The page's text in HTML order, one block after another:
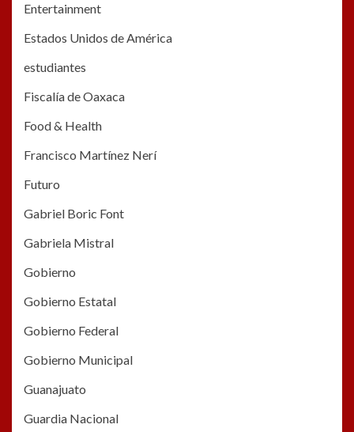
Entertainment
Estados Unidos de América
estudiantes
Fiscalía de Oaxaca
Food & Health
Francisco Martínez Nerí
Futuro
Gabriel Boric Font
Gabriela Mistral
Gobierno
Gobierno Estatal
Gobierno Federal
Gobierno Municipal
Guanajuato
Guardia Nacional